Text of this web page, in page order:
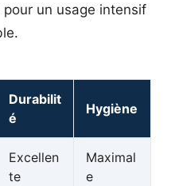
pour un usage intensif
Durabilit
é
Hygiène
Excellen
te
Maximal
e